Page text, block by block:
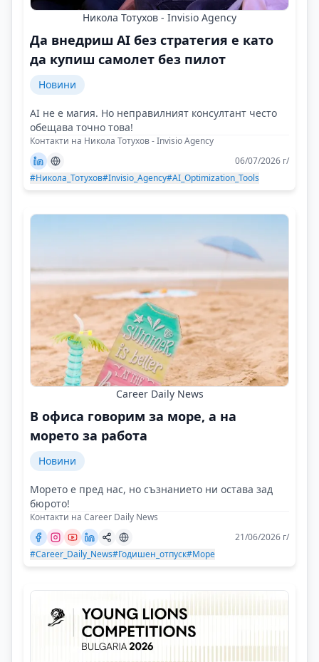
Никола Тотухов - Invisio Agency
Да внедриш AI без стратегия е като
да купиш самолет без пилот
Новини
AI не е магия. Но неправилният консултант често
обещава точно това!
Контакти на Никола Тотухов - Invisio Agency
06/07/2026 г/
#Никола_Тотухов#Invisio_Agency#AI_Optimization_Tools
Career Daily News
В офиса говорим за море, а на
морето за работа
Новини
Морето е пред нас, но съзнанието ни остава зад
бюрото!
Контакти на Career Daily News
21/06/2026 г/
#Career_Daily_News#Годишен_отпуск#Море